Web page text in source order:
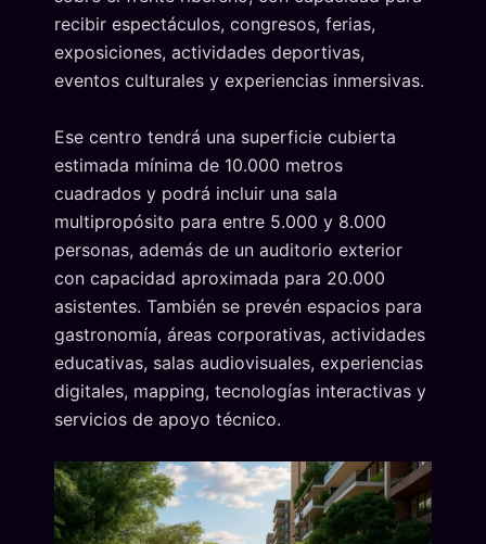
recibir espectáculos, congresos, ferias,
exposiciones, actividades deportivas,
eventos culturales y experiencias inmersivas.
Ese centro tendrá una superficie cubierta
estimada mínima de 10.000 metros
cuadrados y podrá incluir una sala
multipropósito para entre 5.000 y 8.000
personas, además de un auditorio exterior
con capacidad aproximada para 20.000
asistentes. También se prevén espacios para
gastronomía, áreas corporativas, actividades
educativas, salas audiovisuales, experiencias
digitales, mapping, tecnologías interactivas y
servicios de apoyo técnico.